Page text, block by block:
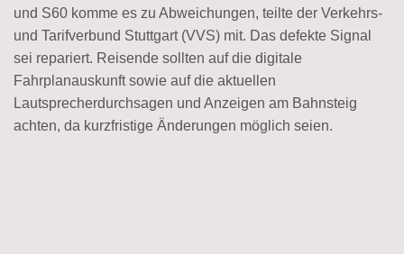
und S60 komme es zu Abweichungen, teilte der Verkehrs-
und Tarifverbund Stuttgart (VVS) mit. Das defekte Signal
sei repariert. Reisende sollten auf die digitale
Fahrplanauskunft sowie auf die aktuellen
Lautsprecherdurchsagen und Anzeigen am Bahnsteig
achten, da kurzfristige Änderungen möglich seien.